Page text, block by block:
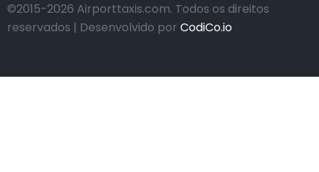
©2015-2026 Airporttaxis.com. Todos os direitos
reservados | Desenvolvido por CodiCo.io